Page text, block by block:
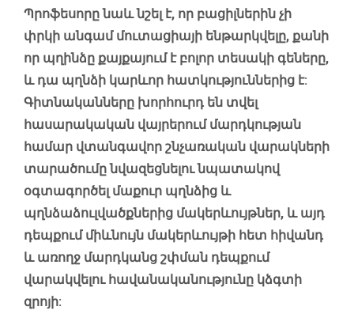
Պրոֆեսորը նաև նշել է, որ բացիլներին չի
փրկի անգամ մուտացիայի ենթարկվելը, քանի
որ պղինձը քայքայում է բոլոր տեսակի գեները,
և դա պղնձի կարևոր հատկություններից է:
Գիտնականները խորհուրդ են տվել
հասարակական վայրերում մարդկության
համար վտանգավոր շնչառական վարակների
տարածումը նվազեցնելու նպատակով
օգտագործել մաքուր պղնձից և
պղնձաձուլվածքներից մակերևույթներ, և այդ
դեպքում միևնույն մակերևույթի հետ հիվանդ
և առողջ մարդկանց շփման դեպքում
վարակվելու հավանականությունը կձգտի
զրոյի: